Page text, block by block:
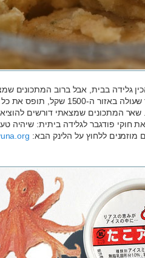
גלידה בבית, אבל ברוב המתכונים
ביתית. עכשיו, אם הייתי רוצה מכשיר
שאר המתכונים שמצאתי דורשים
חוקי פודגבר לגלידה ביתית: שיהיה
ללחוץ על הלינק הבא: